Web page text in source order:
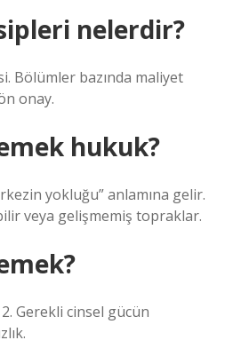
nelerdir?
Bölümler bazında maliyet
onay.
hukuk?
yokluğu” anlamına gelir.
veya gelişmemiş topraklar.
2. Gerekli cinsel gücün